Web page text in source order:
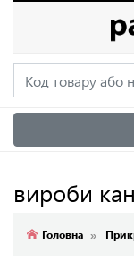
вироби
Головна